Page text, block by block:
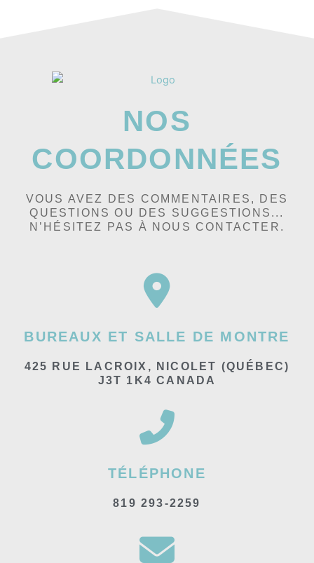
NOS
COORDONNÉES
VOUS AVEZ DES COMMENTAIRES, DES
QUESTIONS OU DES SUGGESTIONS...
N’HÉSITEZ PAS À NOUS CONTACTER.
BUREAUX ET SALLE DE MONTRE
425 RUE LACROIX, NICOLET (QUÉBEC)
J3T 1K4 CANADA
TÉLÉPHONE
819 293-2259